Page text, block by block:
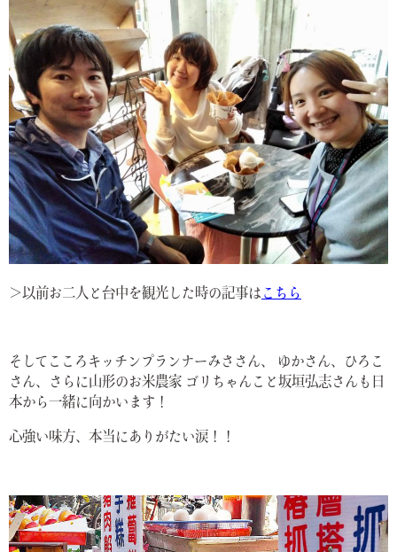
＞以前お二人と台中を観光した時の記事は こちら
そしてこころキッチンプランナーみささん、 ゆかさん、ひろこ
さん、さらに山形のお米農家 ゴリちゃんこと坂垣弘志さんも日
本から一緒に向かいます！
心強い味方、本当にありがたい涙！！